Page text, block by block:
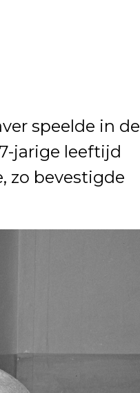
speelde in de
jarige leeftijd
zo bevestigde